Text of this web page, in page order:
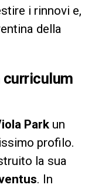
i rinnovi e,
della
curriculum
Parkun
profilo.
la sua
. In